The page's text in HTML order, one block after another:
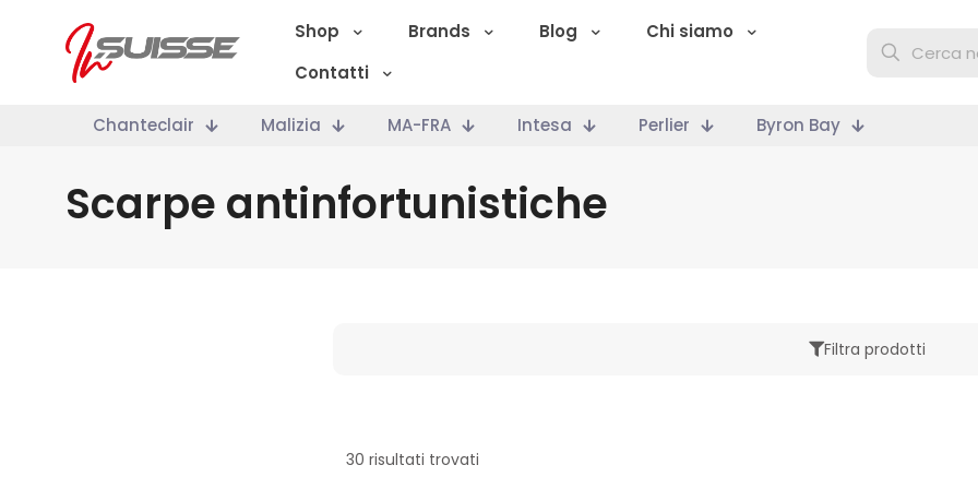
Shop Brands Blog
Chi siamo
Contatti
Chanteclair Malizia MA-FRA Intesa Perlier Byron Bay
Scarpe antinfortunistiche
Filtra prodotti
Categoria
30 risultati trovati